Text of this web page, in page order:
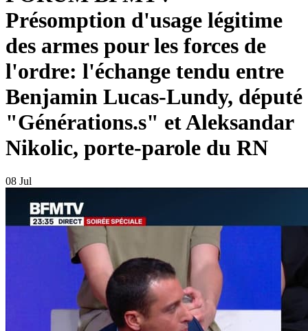
Présomption d'usage légitime
des armes pour les forces de
l'ordre: l'échange tendu entre
Benjamin Lucas-Lundy, député
"Générations.s" et Aleksandar
Nikolic, porte-parole du RN
08 Jul